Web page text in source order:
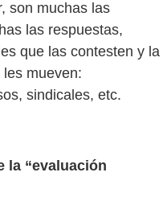
son muchas las
las respuestas,
que las contesten y la
mueven:
sindicales, etc.
la “evaluación